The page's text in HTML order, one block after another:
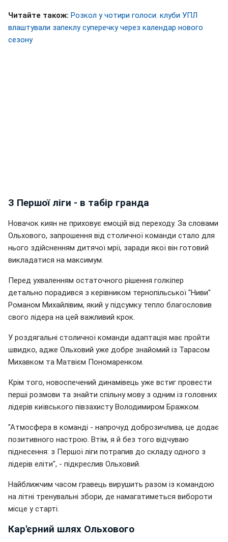
Читайте також: Розкол у чотири голоси: клуби УПЛ
влаштували запеклу суперечку через календар нового
сезону
З Першої ліги - в табір гранда
Новачок киян не приховує емоцій від переходу. За словами
Ольхового, запрошення від столичної команди стало для
нього здійсненням дитячої мрії, заради якої він готовий
викладатися на максимум.
Перед ухваленням остаточного рішення голкіпер
детально порадився з керівником тернопільської "Ниви"
Романом Михайлівим, який у підсумку тепло благословив
свого лідера на цей важливий крок.
У роздягальні столичної команди адаптація має пройти
швидко, адже Ольховий уже добре знайомий із Тарасом
Михавком та Матвієм Пономаренком.
Крім того, новоспечений динамівець уже встиг провести
перші розмови та знайти спільну мову з одним із головних
лідерів київського півзахисту Володимиром Бражком.
"Атмосфера в команді - напрочуд доброзичлива, це додає
позитивного настрою. Втім, я й без того відчуваю
піднесення: з Першої ліги потрапив до складу одного з
лідерів еліти", - підкреслив Ольховий.
Найближчим часом гравець вирушить разом із командою
на літні тренувальні збори, де намагатиметься вибороти
місце у старті.
Кар'єрний шлях Ольхового